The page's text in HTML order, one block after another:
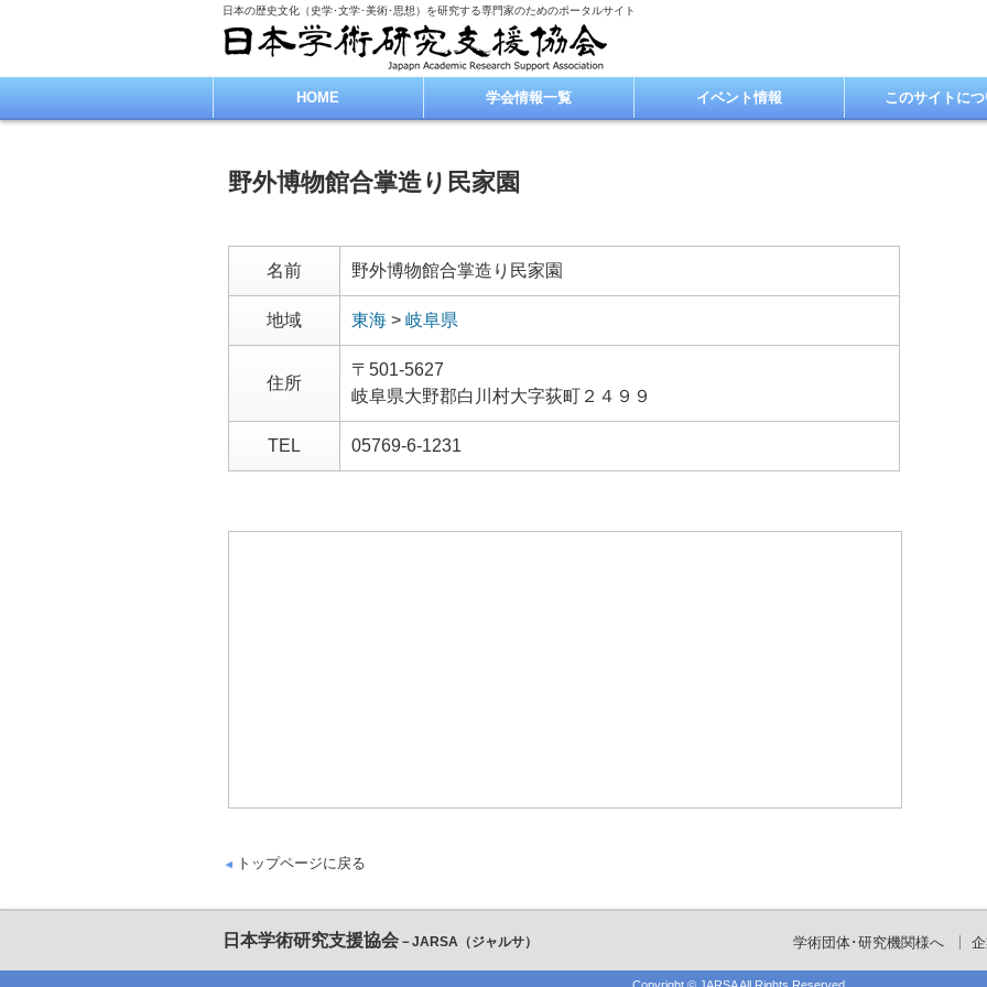
日本の歴史文化（史学･文学･美術･思想）を研究する専門家のためのポータルサイト
HOME 学会情報一覧 イベント情報 このサイトに
野外博物館合掌造り民家園
名前 野外博物館合掌造り民家園
地域 東海 > 岐阜県
住所
〒501-5627
岐阜県大野郡白川村大字荻町２４９９
TEL 05769-6-1231
トップページに戻る
日本学術研究支援協会 －JARSA（ジャルサ） 学術団体･研究機関様へ